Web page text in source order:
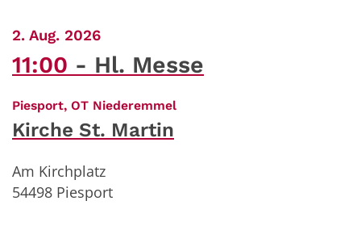
2. Aug. 2026:
11:00 Hl. Messe
Piesport, OT Niederemmel:
Kirche St. Martin
Am Kirchplatz
54498 Piesport